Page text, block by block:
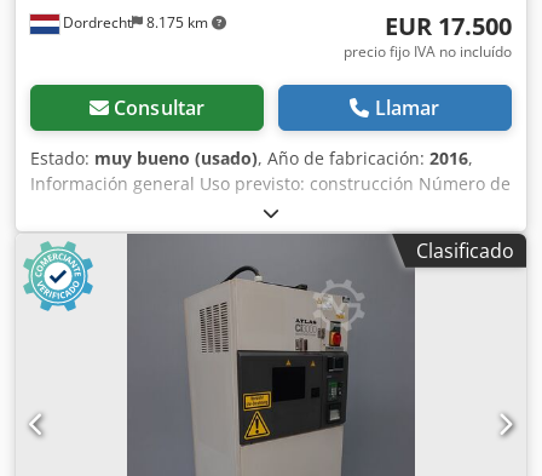
Dordrecht 8.175 km EUR 17.500
precio fijo IVA no incluído
Consultar Llamar
Estado: muy bueno (usado), Año de fabricación: 2016,
Información general Uso previsto: construcción Número de
referencia: 4 Pesos Peso en vacío: 1300 kg Características
Dimensiones de la caja de carga: 200 x 70 x 60 cm Marcado
CE: sí Mantenimiento, historial y estado Número de
propietarios: 1 Estado técnico: muy bueno Dsdpfx Aaovpq
Thjzjkr Estado óptico: muy bueno Información adicional
Apto para las siguientes máquinas: 17-29 toneladas
Condiciones de entrega: EXW Presión de trabajo: 160-180
bar Caudal hidráulico requerido: 155 l/min Frecuencia de
impacto: 330-680 Última inspección: 02-01-2025 País de
fabricación: DE Información adicional Póngase en contacto
con Ö. Inalkac para obtener más información.
Clasificado